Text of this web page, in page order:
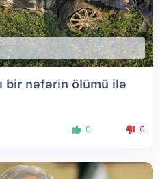
bir nəfərin ölümü ilə
0 0